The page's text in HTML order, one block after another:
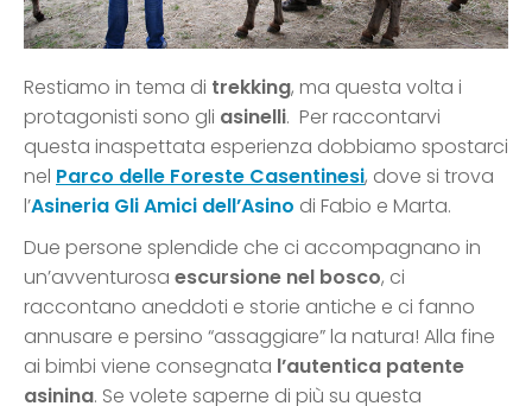
Restiamo in tema di trekking, ma questa volta i
protagonisti sono gli asinelli. Per raccontarvi
questa inaspettata esperienza dobbiamo spostarci
nel Parco delle Foreste Casentinesi, dove si trova
l’Asineria Gli Amici dell’Asino di Fabio e Marta.
Due persone splendide che ci accompagnano in
un’avventurosa escursione nel bosco, ci
raccontano aneddoti e storie antiche e ci fanno
annusare e persino “assaggiare” la natura! Alla fine
ai bimbi viene consegnata l’autentica patente
asinina. Se volete saperne di più su questa